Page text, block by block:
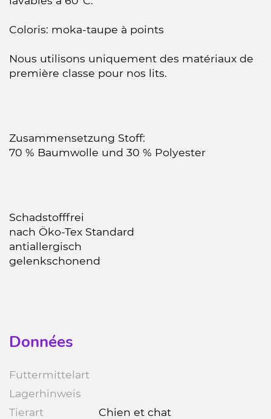
Coloris: moka-taupe à points
Nous utilisons uniquement des matériaux de
première classe pour nos lits.
Zusammensetzung Stoff:
70 % Baumwolle und 30 % Polyester
Schadstofffrei
nach Öko-Tex Standard
antiallergisch
gelenkschonend
Données
Futtermittelart
Lagerhinweis
Tierart
Chien et chat